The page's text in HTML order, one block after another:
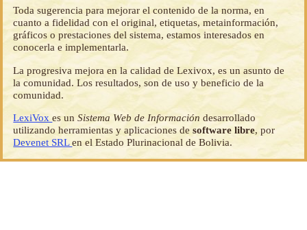
Toda sugerencia para mejorar el contenido de la norma, en
cuanto a fidelidad con el original, etiquetas, metainformación,
gráficos o prestaciones del sistema, estamos interesados en
conocerla e implementarla.
La progresiva mejora en la calidad de Lexivox, es un asunto de
la comunidad. Los resultados, son de uso y beneficio de la
comunidad.
LexiVoxes unSistema Web de Información desarrollado
utilizando herramientas y aplicaciones desoftware libre, por
Devenet SRLen el Estado Plurinacional de Bolivia.